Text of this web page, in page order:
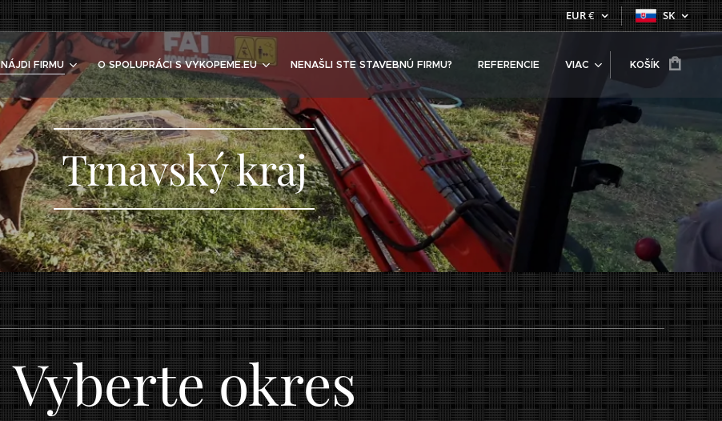
EUR€ SK
NÁJDI FIRMU O SPOLUPRÁCI S VYKOPEME.EU NENAŠLI STE STAVEBNÚ FIRMU? REFERENCIE VIAC KOŠÍK
Trnavský kraj
Vyberte okres